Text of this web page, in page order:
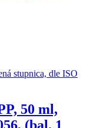
50 ml,